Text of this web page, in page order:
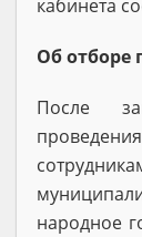
кабинета
Об отборе
После
народное